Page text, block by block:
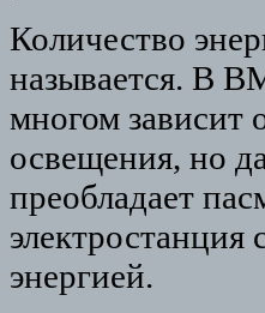
Количество
называется. В
многом зависит
освещения, но
преобладает
электростанция
энергией.